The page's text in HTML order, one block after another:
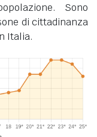
Sono
di cittadinanza
Italia.